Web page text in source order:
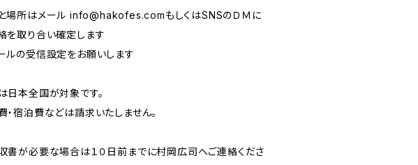
場所はメール info@hakofes.comもしくはSNSのＤＭに
を取り合い確定します
ルの受信設定をお願いします
日本全国が対象です。
・宿泊費などは請求いたしません。
書が必要な場合は１０日前までに村岡広司へご連絡くださ